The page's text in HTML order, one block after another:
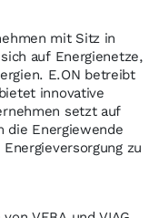
mit Sitz in
auf Energienetze,
E.ON betreibt
innovative
setzt auf
die Energiewende
zu